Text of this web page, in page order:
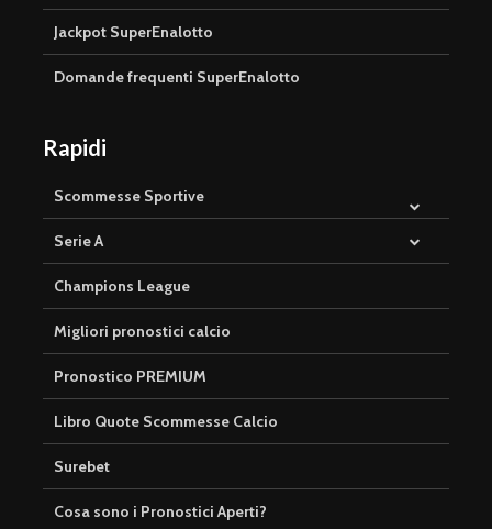
Jackpot SuperEnalotto
Domande frequenti SuperEnalotto
Rapidi
Scommesse Sportive
Serie A
Champions League
Migliori pronostici calcio
Pronostico PREMIUM
Libro Quote Scommesse Calcio
Surebet
Cosa sono i Pronostici Aperti?